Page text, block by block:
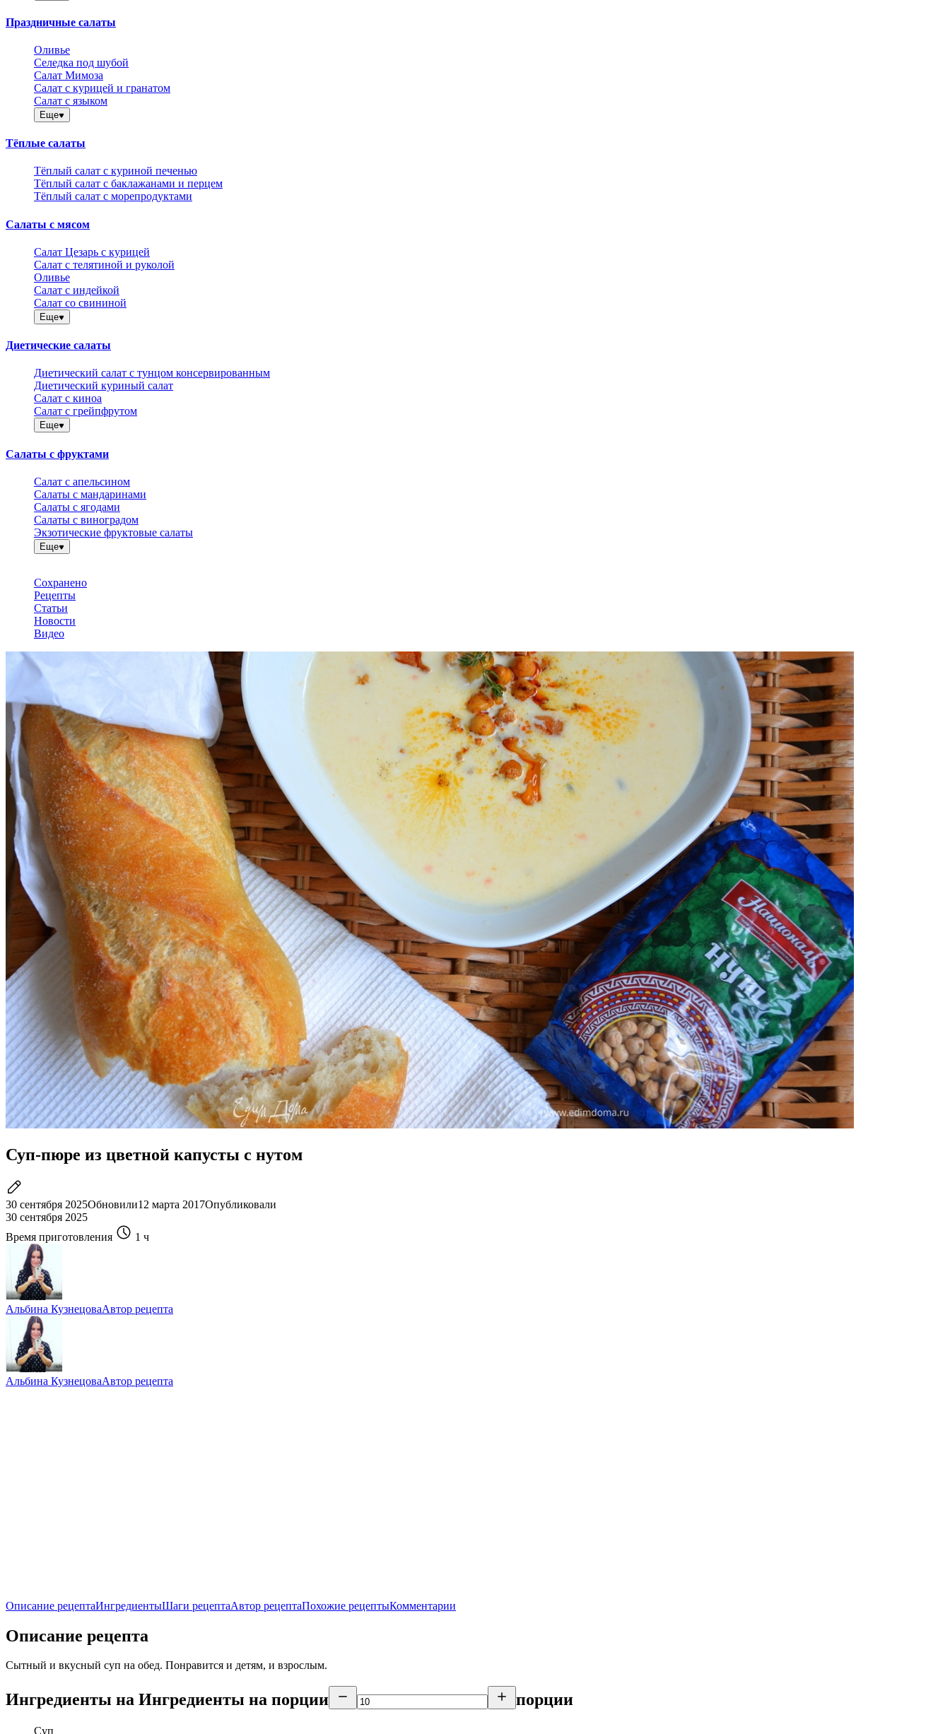
Праздничные салаты
Оливье
Селедка под шубой
Салат Мимоза
Салат с курицей и гранатом
Салат с языком
Еще
Тёплые салаты
Тёплый салат с куриной печенью
Тёплый салат с баклажанами и перцем
Тёплый салат с морепродуктами
Салаты с мясом
Салат Цезарь с курицей
Салат с телятиной и руколой
Оливье
Салат с индейкой
Салат со свининой
Еще
Диетические салаты
Диетический салат с тунцом консервированным
Диетический куриный салат
Салат с киноа
Салат с грейпфрутом
Еще
Салаты с фруктами
Салат с апельсином
Салаты с мандаринами
Салаты с ягодами
Салаты с виноградом
Экзотические фруктовые салаты
Еще
Сохранено
Рецепты
Статьи
Новости
Видео
Суп-пюре из цветной капусты с нутом
30 сентября 2025Обновили12 марта 2017Опубликовали
30 сентября 2025
Время приготовления
1 ч
Альбина КузнецоваАвтор рецепта
Альбина КузнецоваАвтор рецепта
Описание рецептаИнгредиентыШаги рецептаАвтор рецептаПохожие рецептыКомментарии
Описание рецепта
Сытный и вкусный суп на обед. Понравится и детям, и взрослым.
Ингредиенты на Ингредиенты на порции порции
Суп